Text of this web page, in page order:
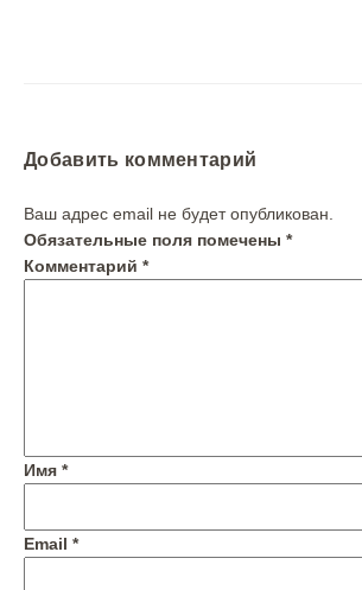
Добавить комментарий
Ваш адрес email не будет опубликован.
Обязательные поля помечены *
Комментарий *
Имя *
Email *